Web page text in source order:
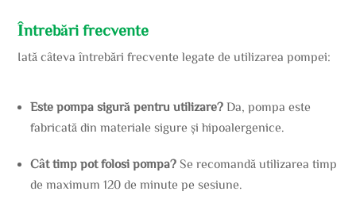
Întrebări frecvente
Iată câteva întrebări frecvente legate de utilizarea pompei:
Este pompa sigură pentru utilizare? Da, pompa este
fabricată din materiale sigure și hipoalergenice.
Cât timp pot folosi pompa? Se recomandă utilizarea timp
de maximum 120 de minute pe sesiune.